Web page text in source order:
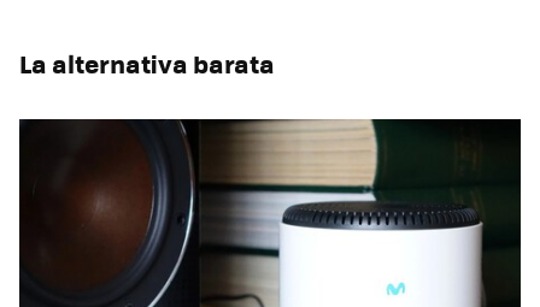
La alternativa barata